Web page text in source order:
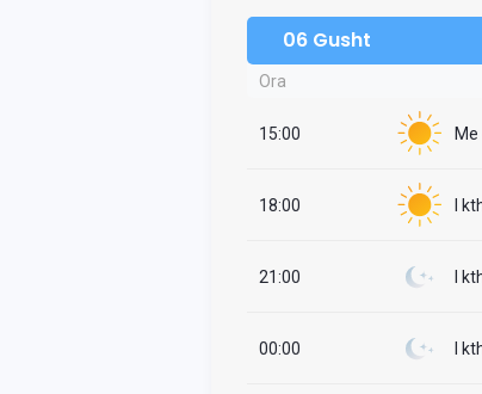
06 Gusht
Ora
15:00 Me
18:00 I
21:00 I
00:00 I